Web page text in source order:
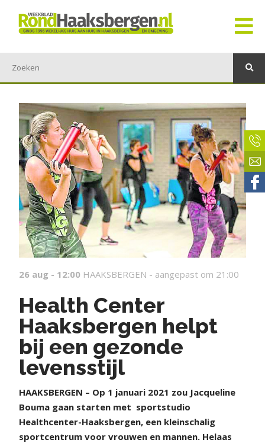
26 aug - 12:00 HAAKSBERGEN - aangepast om 21:00
Health Center
Haaksbergen helpt
bij een gezonde
levensstijl
HAAKSBERGEN – Op 1 januari 2021 zou Jacqueline
Bouma gaan starten met sportstudio
Healthcenter-Haaksbergen, een kleinschalig
sportcentrum voor vrouwen en mannen. Helaas